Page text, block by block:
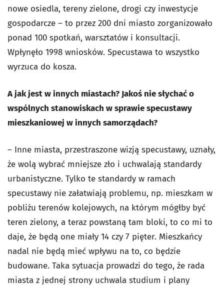
nowe osiedla, tereny zielone, drogi czy inwestycje
gospodarcze – to przez 200 dni miasto zorganizowało
ponad 100 spotkań, warsztatów i konsultacji.
Wpłynęło 1998 wniosków. Specustawa to wszystko
wyrzuca do kosza.
A jak jest w innych miastach? Jakoś nie słychać o
wspólnych stanowiskach w sprawie specustawy
mieszkaniowej w innych samorządach?
– Inne miasta, przestraszone wizją specustawy, uznały,
że wolą wybrać mniejsze zło i uchwalają standardy
urbanistyczne. Tylko te standardy w ramach
specustawy nie załatwiają problemu, np. mieszkam w
pobliżu terenów kolejowych, na którym mógłby być
teren zielony, a teraz powstaną tam bloki, to co mi to
daje, że będą one miały 14 czy 7 pięter. Mieszkańcy
nadal nie będą mieć wpływu na to, co będzie
budowane. Taka sytuacja prowadzi do tego, że rada
miasta z jednej strony uchwala studium i plany